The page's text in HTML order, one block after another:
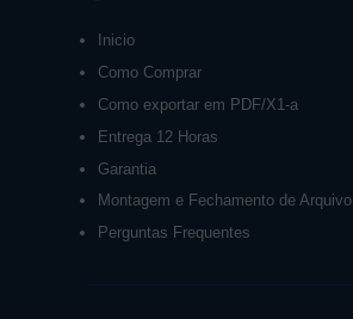
Inicio
Como Comprar
Como exportar em PDF/X1-a
Entrega 12 Horas
Garantia
Montagem e Fechamento de Arquivo
Perguntas Frequentes